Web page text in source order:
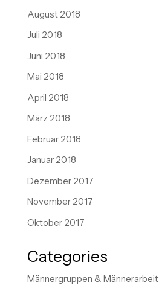
August 2018
Juli 2018
Juni 2018
Mai 2018
April 2018
März 2018
Februar 2018
Januar 2018
Dezember 2017
November 2017
Oktober 2017
Categories
Männergruppen & Männerarbeit